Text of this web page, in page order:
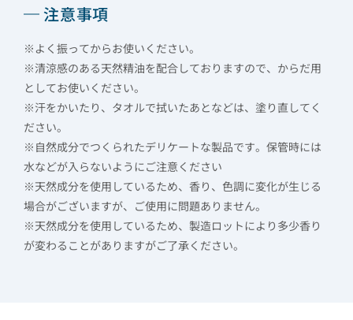
注意事項
※よく振ってからお使いください。
※清涼感のある天然精油を配合しておりますので、からだ用
としてお使いください。
※汗をかいたり、タオルで拭いたあとなどは、塗り直してく
ださい。
※自然成分でつくられたデリケートな製品です。保管時には
水などが入らないようにご注意ください
※天然成分を使用しているため、香り、色調に変化が生じる
場合がございますが、ご使用に問題ありません。
※天然成分を使用しているため、製造ロットにより多少香り
が変わることがありますがご了承ください。